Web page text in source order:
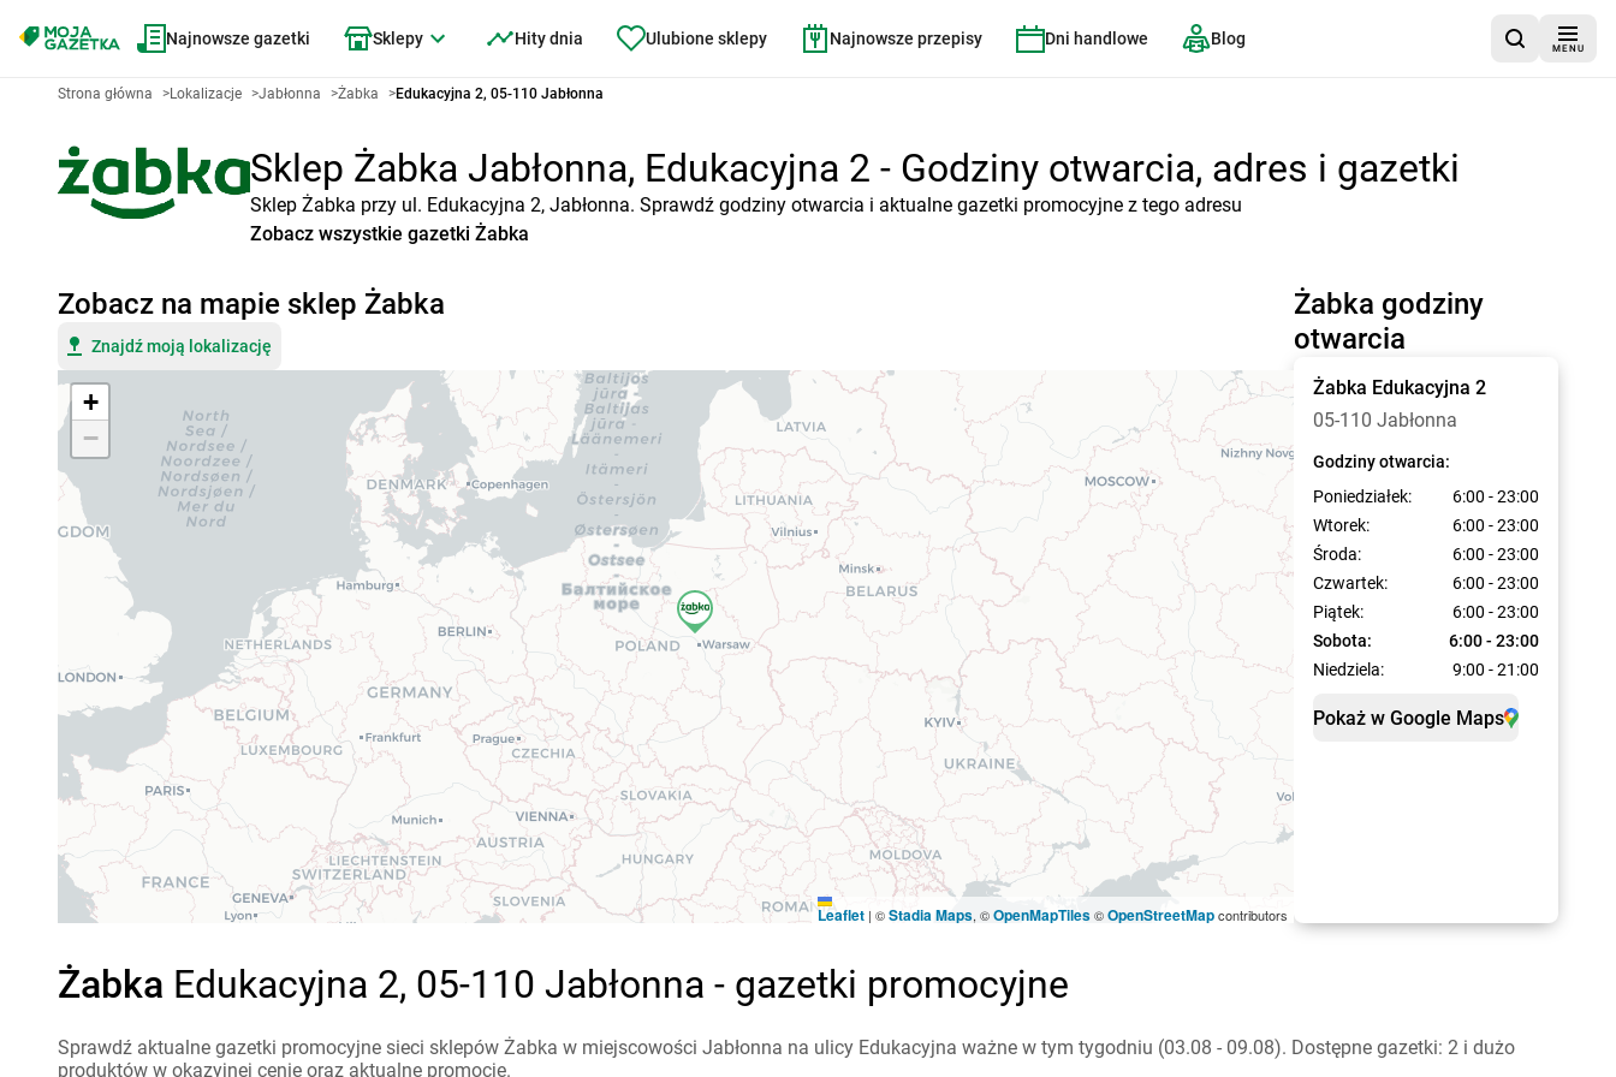
Najnowsze gazetki Sklepy Hity dnia Ulubione sklepy Najnowsze przepisy Dni handlowe Blog
MENU
Strona główna >Lokalizacje >Jabłonna >Żabka >Edukacyjna 2, 05-110 Jabłonna
Sklep Żabka Jabłonna, Edukacyjna 2 - Godziny otwarcia, adres i gazetki
Sklep Żabka przy ul. Edukacyjna 2, Jabłonna. Sprawdź godziny otwarcia i aktualne gazetki promocyjne z tego adresu
Zobacz wszystkie gazetki Żabka
Żabka godziny
otwarcia
Żabka Edukacyjna 2
05-110 Jabłonna
Godziny otwarcia:
Poniedziałek:
6:00 - 23:00
Wtorek:
6:00 - 23:00
Środa:
6:00 - 23:00
Czwartek:
6:00 - 23:00
Piątek:
6:00 - 23:00
Sobota:
6:00 - 23:00
Niedziela:
9:00 - 21:00
Pokaż w Google Maps
Zobacz na mapie sklep Żabka
Znajdź moją lokalizację
+
−
Leaflet | ©Stadia Maps, ©OpenMapTiles©OpenStreetMapcontributors
Żabka Edukacyjna 2, 05-110 Jabłonna - gazetki promocyjne
Sprawdź aktualne gazetki promocyjne sieci sklepów Żabka w miejscowości Jabłonna na ulicy Edukacyjna ważne w tym tygodniu (03.08 - 09.08). Dostępne gazetki: 2 i dużo
produktów w okazyjnej cenie oraz aktualne promocje.